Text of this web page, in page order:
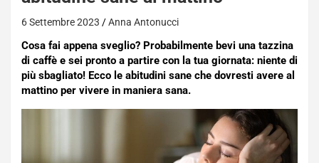
6 Settembre 2023 Anna Antonucci
Cosa fai appena sveglio? Probabilmente bevi una tazzina
di caffè e sei pronto a partire con la tua giornata: niente di
più sbagliato! Ecco le abitudini sane che dovresti avere al
mattino per vivere in maniera sana.